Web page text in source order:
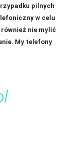
pilnych
w celu
nie mylić
My telefony